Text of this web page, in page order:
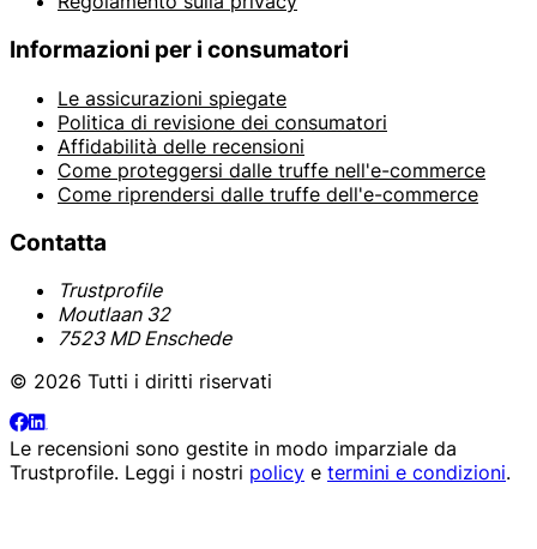
Informazioni per i consumatori
Le assicurazioni spiegate
Politica di revisione dei consumatori
Affidabilità delle recensioni
Come proteggersi dalle truffe nell'e-commerce
Come riprendersi dalle truffe dell'e-commerce
Contatta
Trustprofile
Moutlaan 32
7523 MD Enschede
© 2026 Tutti i diritti riservati
Le recensioni sono gestite in modo imparziale da
Trustprofile. Leggi i nostri policy e termini e condizioni.